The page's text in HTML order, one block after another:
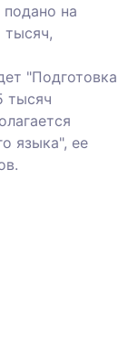
на
тысяч,
"Подготовка
тысяч
языка", ее